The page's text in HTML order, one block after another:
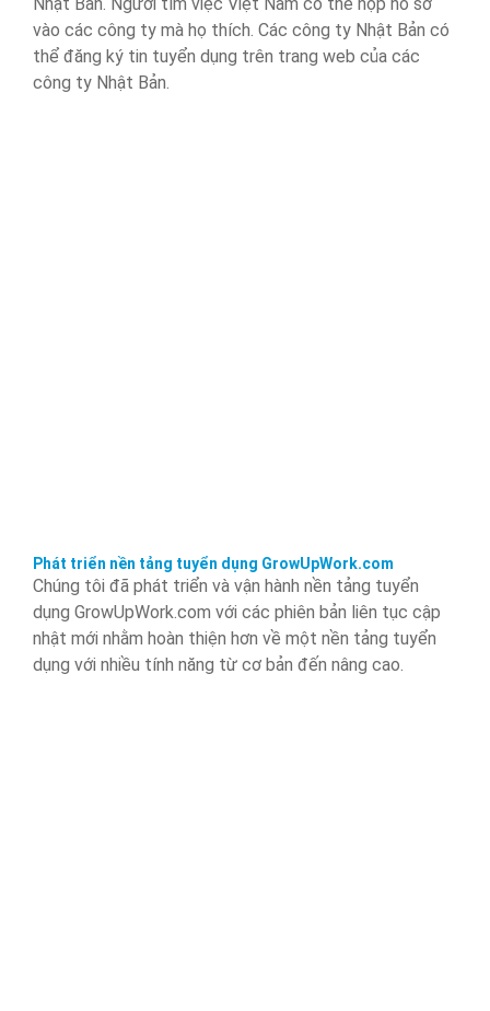
vào các công ty mà họ thích. Các công ty Nhật Bản có
thể đăng ký tin tuyển dụng trên trang web của các
công ty Nhật Bản.
Phát triển nền tảng tuyển dụng GrowUpWork.com
Chúng tôi đã phát triển và vận hành nền tảng tuyển
dụng GrowUpWork.com với các phiên bản liên tục cập
nhật mới nhằm hoàn thiện hơn về một nền tảng tuyển
dụng với nhiều tính năng từ cơ bản đến nâng cao.